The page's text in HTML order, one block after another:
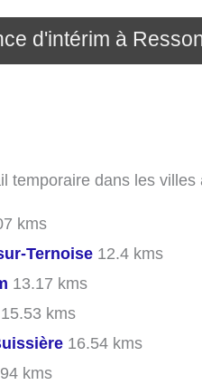
d'intérim à
temporaire dans les
kms
Ternoise 12.4 kms
13.17 kms
15.53 kms
16.54 kms
kms